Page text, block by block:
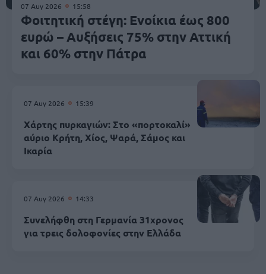
07 Αυγ 2026 15:58
Φοιτητική στέγη: Ενοίκια έως 800
ευρώ – Αυξήσεις 75% στην Αττική
και 60% στην Πάτρα
07 Αυγ 2026 15:39
Χάρτης πυρκαγιών: Στο «πορτοκαλί»
αύριο Κρήτη, Χίος, Ψαρά, Σάμος και
Ικαρία
07 Αυγ 2026 14:33
Συνελήφθη στη Γερμανία 31χρονος
για τρεις δολοφονίες στην Ελλάδα